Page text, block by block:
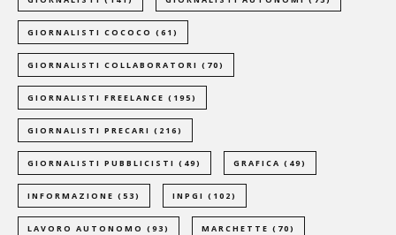
GIORNALISTI COCOCO (61)
GIORNALISTI COLLABORATORI (70)
GIORNALISTI FREELANCE (195)
GIORNALISTI PRECARI (216)
GIORNALISTI PUBBLICISTI (49) GRAFICA (49)
INFORMAZIONE (53) INPGI (102)
LAVORO AUTONOMO (93) MARCHETTE (70)